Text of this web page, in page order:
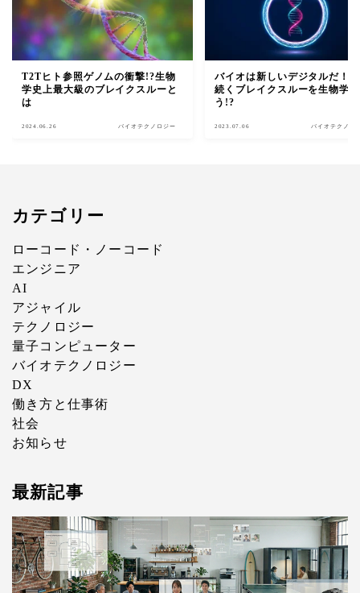
T2Tヒト参照ゲノムの衝撃!?生物
学史上最大級のブレイクスルーと
は
2024.06.26 バイオテクノロジー
バイオは新しいデジタルだ！
続くブレイクスルーを生物学
う!?
2023.07.06 バイオテクノロ
カテゴリー
ローコード・ノーコード
エンジニア
AI
アジャイル
テクノロジー
量子コンピューター
バイオテクノロジー
DX
働き方と仕事術
社会
お知らせ
最新記事